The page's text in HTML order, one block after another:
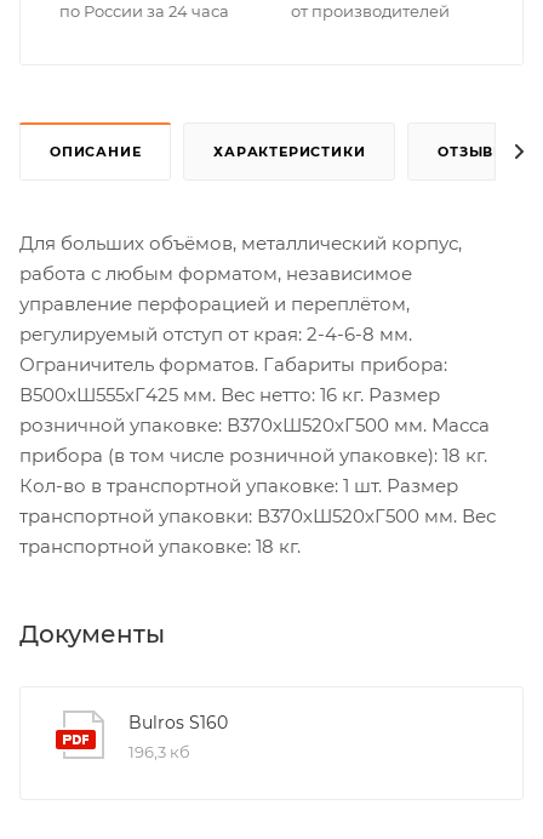
по России за 24 часа
от производителей
ОПИСАНИЕ ХАРАКТЕРИСТИКИ ОТЗЫВЫ
Для больших объёмов, металлический корпус,
работа с любым форматом, независимое
управление перфорацией и переплётом,
регулируемый отступ от края: 2-4-6-8 мм.
Ограничитель форматов. Габариты прибора:
В500хШ555хГ425 мм. Вес нетто: 16 кг. Размер
розничной упаковке: В370хШ520хГ500 мм. Масса
прибора (в том числе розничной упаковке): 18 кг.
Кол-во в транспортной упаковке: 1 шт. Размер
транспортной упаковки: В370хШ520хГ500 мм. Вес
транспортной упаковке: 18 кг.
Документы
Bulros S160
196,3 кб